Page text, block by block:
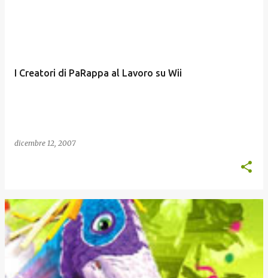
I Creatori di PaRappa al Lavoro su Wii
dicembre 12, 2007